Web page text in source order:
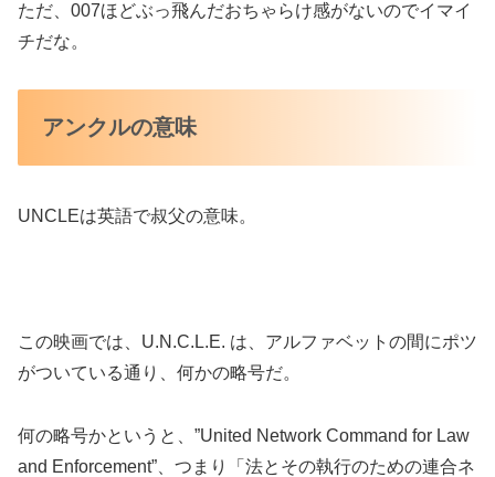
ただ、007ほどぶっ飛んだおちゃらけ感がないのでイマイ
チだな。
アンクルの意味
UNCLEは英語で叔父の意味。
この映画では、U.N.C.L.E. は、アルファベットの間にポツ
がついている通り、何かの略号だ。
何の略号かというと、”United Network Command for Law
and Enforcement”、つまり「法とその執行のための連合ネ